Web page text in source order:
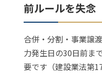
前ルールを失念
合併・分割・事業譲
力発生日の30日前ま
要です（建設業法第